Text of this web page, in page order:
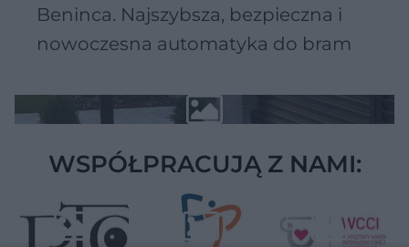
Beninca. Najszybsza, bezpieczna i
nowoczesna automatyka do bram
WSPÓŁPRACUJĄ Z NAMI: